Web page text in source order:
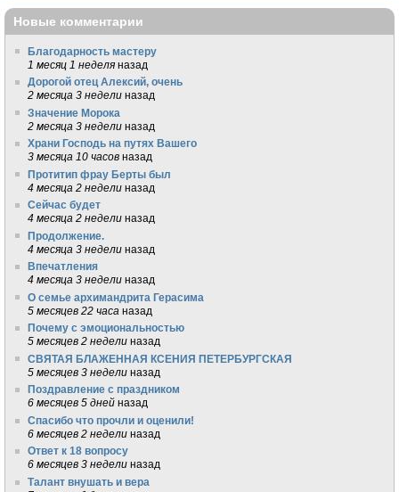
Новые комментарии
Благодарность мастеру
1 месяц 1 неделя назад
Дорогой отец Алексий, очень
2 месяца 3 недели назад
Значение Морока
2 месяца 3 недели назад
Храни Господь на путях Вашего
3 месяца 10 часов назад
Протитип фрау Берты был
4 месяца 2 недели назад
Сейчас будет
4 месяца 2 недели назад
Продолжение.
4 месяца 3 недели назад
Впечатления
4 месяца 3 недели назад
О семье архимандрита Герасима
5 месяцев 22 часа назад
Почему с эмоциональностью
5 месяцев 2 недели назад
СВЯТАЯ БЛАЖЕННАЯ КСЕНИЯ ПЕТЕРБУРГСКАЯ
5 месяцев 3 недели назад
Поздравление с праздником
6 месяцев 5 дней назад
Спасибо что прочли и оценили!
6 месяцев 2 недели назад
Ответ к 18 вопросу
6 месяцев 3 недели назад
Талант внушать и вера